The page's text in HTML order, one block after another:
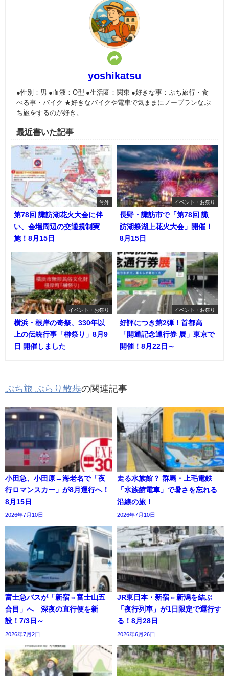
yoshikatsu
●性別：男 ●血液：O型 ●生活圏：関東 ●好きな事：ぷち旅行・食
べる事・バイク ★好きなバイクや電車で気ままにノープランなぷ
ち旅をするのが好き。
最近書いた記事
号外
第78回 諏訪湖花火大会に伴
い、会場周辺の交通規制実
施！8月15日
イベント・お祭り
長野・諏訪市で「第78回 諏
訪湖祭湖上花火大会」開催！
8月15日
イベント・お祭り
横浜・根岸の奇祭、330年以
上の伝統行事「榊祭り」8月9
日 開催しました
イベント・お祭り
好評につき第2弾！首都高
「開通記念通行券 展」東京で
開催！8月22日～
ぷち旅 ぶらり散歩の関連記事
小田急、小田原→海老名で「夜
行ロマンスカー」が8月運行へ！
8月15日
2026年7月10日
走る水族館？ 群馬・上毛電鉄
「水族館電車」で暑さを忘れる
沿線の旅！
2026年7月10日
富士急バスが「新宿⇔富士山五
合目」へ 深夜の直行便を新
設！7/3日～
2026年7月2日
JR東日本・新宿⇔新潟を結ぶ
「夜行列車」が1日限定で運行す
る！8月28日
2026年6月26日